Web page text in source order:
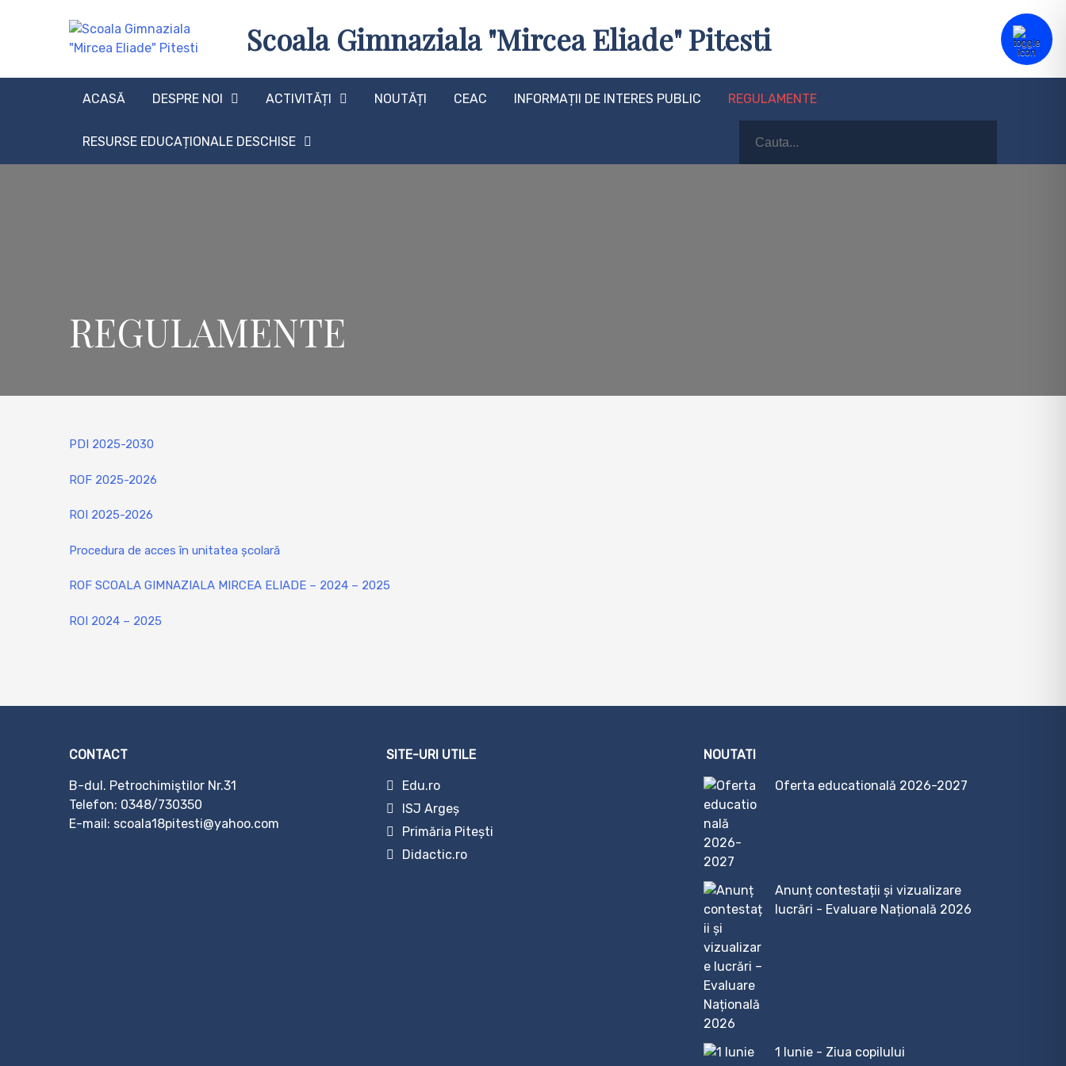
Scoala Gimnaziala "Mircea Eliade" Pitesti
ACASĂ DESPRE NOI ACTIVITĂȚI NOUTĂȚI CEAC INFORMAȚII DE INTERES PUBLIC REGULAMENTE
RESURSE EDUCAȚIONALE DESCHISE
for:
REGULAMENTE
PDI 2025-2030
ROF 2025-2026
ROI 2025-2026
Procedura de acces în unitatea școlară
ROF SCOALA GIMNAZIALA MIRCEA ELIADE – 2024 – 2025
ROI 2024 – 2025
CONTACT
B-dul. Petrochimiştilor Nr.31
Telefon: 0348/730350
E-mail: scoala18pitesti@yahoo.com
SITE-URI UTILE
Edu.ro
ISJ Argeș
Primăria Pitești
Didactic.ro
NOUTATI
Oferta educatională 2026-2027
Anunț contestații și vizualizare
lucrări - Evaluare Națională 2026
1 Iunie - Ziua copilului